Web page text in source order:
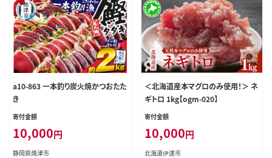
a10-863 一本釣り炭火焼かつおたた
き
寄付金額
10,000円
静岡県焼津市
＜北海道産本マグロのみ使用！＞ ネ
ギトロ 1kg【ogm-020】
寄付金額
10,000円
北海道伊達市